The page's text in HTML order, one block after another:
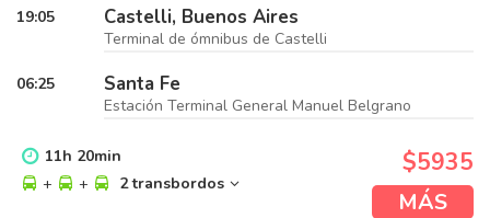
19:05 Castelli, Buenos Aires
Terminal de ómnibus de Castelli
06:25 Santa Fe
Estación Terminal General Manuel Belgrano
11h 20min
+
+ 2 transbordos
$5935
MÁS